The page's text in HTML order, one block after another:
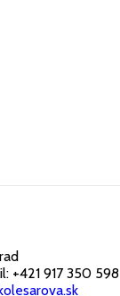
+421 917 350 598